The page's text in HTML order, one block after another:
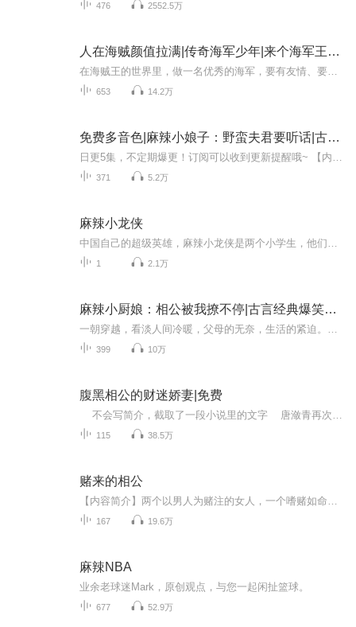
476 2552.5万
人在海贼颜值拉满|传奇海军少年|来个海军王尝尝
653 14.2万
免费多音色|麻辣小娘子：野蛮夫君要听话|古代言情&穿越&种田文&宠文
371 5.2万
麻辣小龙侠
1 2.1万
麻辣小厨娘：相公被我撩不停|古言经典爆笑多播剧
399 10万
腹黑相公的财迷娇妻|免费
115 38.5万
赌来的相公
167 19.6万
麻辣NBA
业余老球迷Mark，原创观点，与您一起闲扯篮球。
677 52.9万